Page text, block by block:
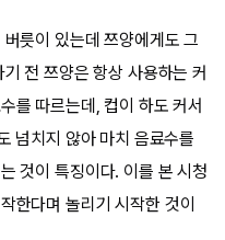
릇이 있는데 쯔양에게도 그
전 쯔양은 항상 사용하는 커
를 따르는데, 컵이 하도 커서
넘치지 않아 마치 음료수를
것이 특징이다. 이를 본 시청
한다며 놀리기 시작한 것이